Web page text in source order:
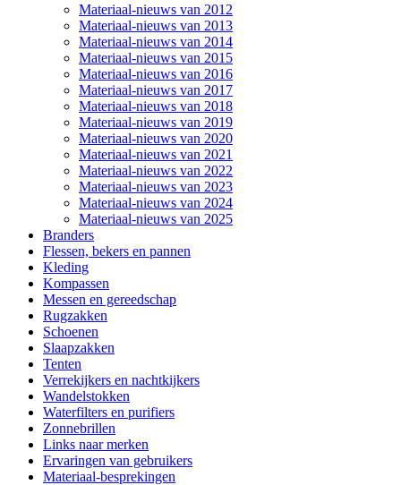
Materiaal-nieuws van 2012
Materiaal-nieuws van 2013
Materiaal-nieuws van 2014
Materiaal-nieuws van 2015
Materiaal-nieuws van 2016
Materiaal-nieuws van 2017
Materiaal-nieuws van 2018
Materiaal-nieuws van 2019
Materiaal-nieuws van 2020
Materiaal-nieuws van 2021
Materiaal-nieuws van 2022
Materiaal-nieuws van 2023
Materiaal-nieuws van 2024
Materiaal-nieuws van 2025
Branders
Flessen, bekers en pannen
Kleding
Kompassen
Messen en gereedschap
Rugzakken
Schoenen
Slaapzakken
Tenten
Verrekijkers en nachtkijkers
Wandelstokken
Waterfilters en purifiers
Zonnebrillen
Links naar merken
Ervaringen van gebruikers
Materiaal-besprekingen